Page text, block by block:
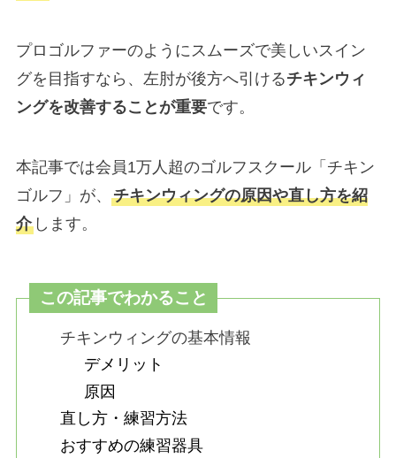
プロゴルファーのようにスムーズで美しいスイン
グを目指すなら、左肘が後方へ引けるチキンウィ
ングを改善することが重要です。
本記事では会員1万人超のゴルフスクール「チキン
ゴルフ」が、 チキンウィングの原因や直し方を紹
介します。
この記事でわかること
チキンウィングの基本情報
デメリット
原因
直し方・練習方法
おすすめの練習器具